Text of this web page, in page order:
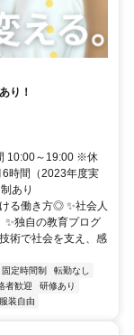
り！
10:00～19:00 ※休
時間（2023年度実
あり
る働き方◎ ✨社会人
✨独自の教育プログ
術で社会を支え、感
固定時間制
転勤なし
者歓迎
研修あり
服装自由